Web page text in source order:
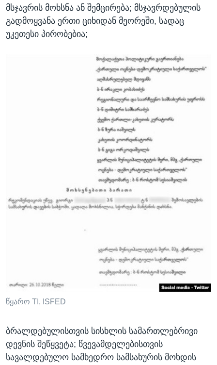
მსჯავრის მოხსნა ან შემცირება; მსჯავრდებულის
გადმოყვანა ერთი ციხიდან მეორეში, სადაც
უკეთესი პირობებია;
წყარო TI, ISFED
ბრალდებულისთვის სისხლის სამართლებრივი
დევნის შეწყვეტა; წვევამდელებისთვის
სავალდებულო სამხედრო სამსახურის მოხდის